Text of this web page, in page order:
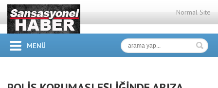
Normal Site
MENÜ